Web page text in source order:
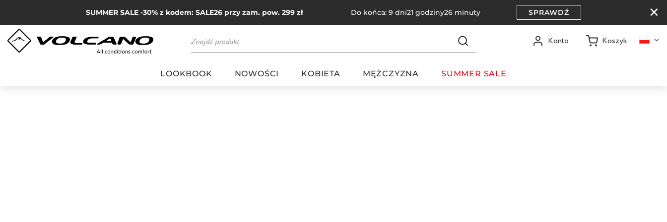
SUMMER SALE -30% z kodem: SALE26 przy zam. pow. 299 zł Do końca: 9 dni21 godziny26 minuty SPRAWDŹ ✕
Konto Koszyk
LOOKBOOK NOWOŚCI KOBIETA MĘŻCZYZNA SUMMER SALE